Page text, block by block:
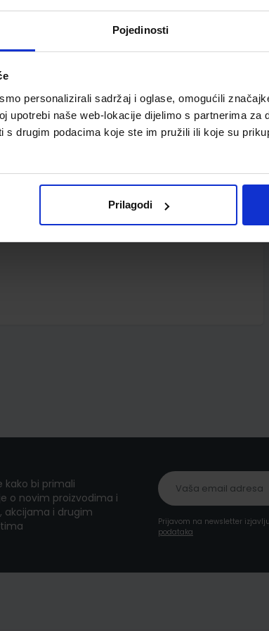
Pojedinosti
personalizirali sadržaj i oglase, omogućili
upotrebi naše web-lokacije dijelimo s partnerima za
s drugim podacima koje ste im pružili ili koje su
Prilagodi
280 g./m2 UV sjaj plastifikacija; sort 6 motiva,
kako bi primali
o novim proizvodima i
akcijama i drugim
Prijavom na newsletter
podataka